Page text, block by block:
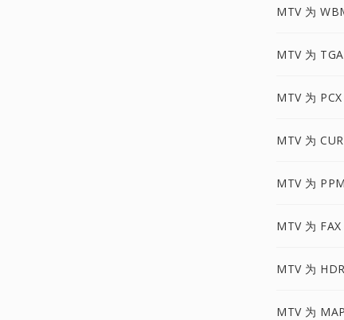
MTV 为
MTV 为 TGA
MTV 为 PCX
MTV 为 CUR
MTV 为 PPM
MTV 为 FAX
MTV 为 HDR
MTV 为 MAP